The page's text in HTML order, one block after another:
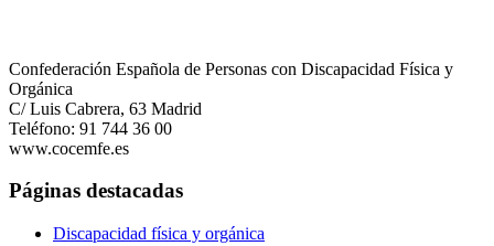
Confederación Española de Personas con Discapacidad Física y
Orgánica
C/ Luis Cabrera, 63 Madrid
Teléfono: 91 744 36 00
www.cocemfe.es
Páginas destacadas
Discapacidad física y orgánica